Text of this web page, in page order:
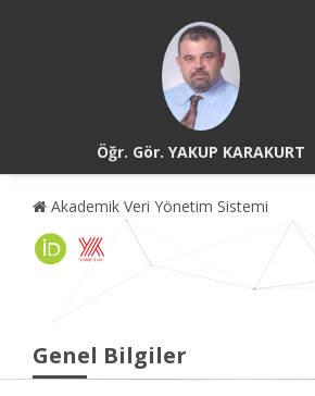
Öğr. Gör. YAKUP KARAKURT
Akademik Veri Yönetim Sistemi
Genel Bilgiler